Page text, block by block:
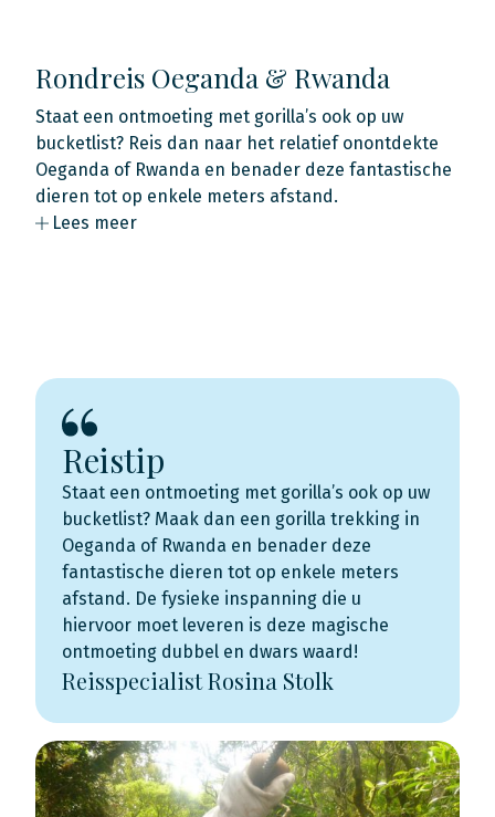
Rondreis Oeganda & Rwanda
Staat een ontmoeting met gorilla’s ook op uw
bucketlist? Reis dan naar het relatief onontdekte
Oeganda of Rwanda en benader deze fantastische
dieren tot op enkele meters afstand.
Lees meer
Reistip
Staat een ontmoeting met gorilla’s ook op uw
bucketlist? Maak dan een gorilla trekking in
Oeganda of Rwanda en benader deze
fantastische dieren tot op enkele meters
afstand. De fysieke inspanning die u
hiervoor moet leveren is deze magische
ontmoeting dubbel en dwars waard!
Reisspecialist Rosina Stolk